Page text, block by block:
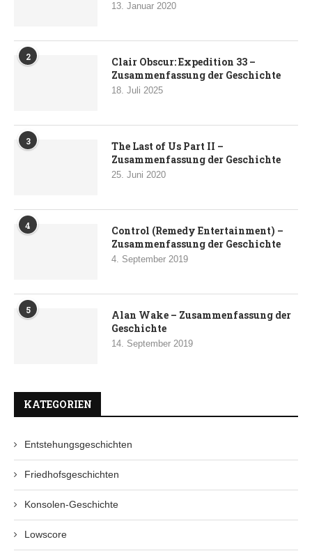
13. Januar 2020
2
Clair Obscur: Expedition 33 –
Zusammenfassung der Geschichte
18. Juli 2025
3
The Last of Us Part II –
Zusammenfassung der Geschichte
25. Juni 2020
4
Control (Remedy Entertainment) –
Zusammenfassung der Geschichte
4. September 2019
5
Alan Wake – Zusammenfassung der
Geschichte
14. September 2019
KATEGORIEN
Entstehungsgeschichten
Friedhofsgeschichten
Konsolen-Geschichte
Lowscore